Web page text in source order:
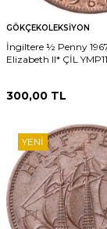
GÖKÇEKOLEKSIYON
İngiltere ½ Penny
Elizabeth II* ÇİL
300,00 TL
YENI